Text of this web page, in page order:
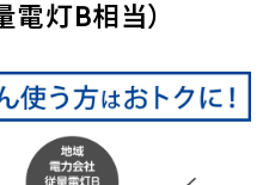
灯B相当）